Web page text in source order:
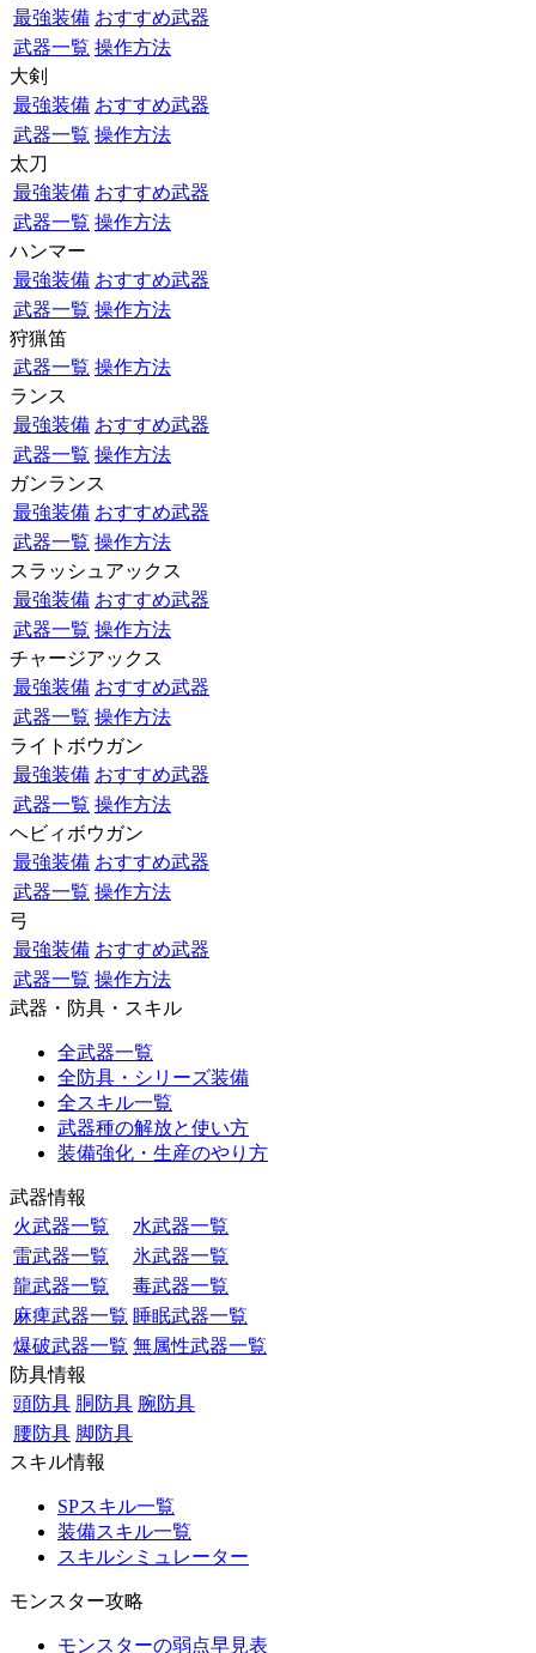
最強装備 おすすめ武器
武器一覧 操作方法
大剣
最強装備 おすすめ武器
武器一覧 操作方法
太刀
最強装備 おすすめ武器
武器一覧 操作方法
ハンマー
最強装備 おすすめ武器
武器一覧 操作方法
狩猟笛
武器一覧 操作方法
ランス
最強装備 おすすめ武器
武器一覧 操作方法
ガンランス
最強装備 おすすめ武器
武器一覧 操作方法
スラッシュアックス
最強装備 おすすめ武器
武器一覧 操作方法
チャージアックス
最強装備 おすすめ武器
武器一覧 操作方法
ライトボウガン
最強装備 おすすめ武器
武器一覧 操作方法
ヘビィボウガン
最強装備 おすすめ武器
武器一覧 操作方法
弓
最強装備 おすすめ武器
武器一覧 操作方法
武器・防具・スキル
全武器一覧
全防具・シリーズ装備
全スキル一覧
武器種の解放と使い方
装備強化・生産のやり方
武器情報
火武器一覧
水武器一覧
雷武器一覧
氷武器一覧
龍武器一覧
毒武器一覧
麻痺武器一覧 睡眠武器一覧
爆破武器一覧 無属性武器一覧
防具情報
頭防具 胴防具 腕防具
腰防具 脚防具
スキル情報
SPスキル一覧
装備スキル一覧
スキルシミュレーター
モンスター攻略
モンスターの弱点早見表